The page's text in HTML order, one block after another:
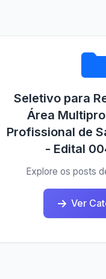
Seletivo para
Área
Profissional de
- Edital
Explore os posts
Ver